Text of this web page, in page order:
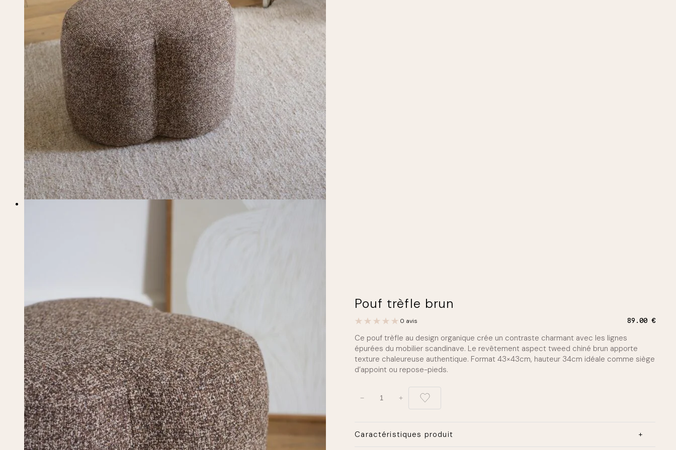
Pouf trèfle brun
0 avis 89.00 €
Ce pouf trèfle au design organique crée un contraste charmant avec les lignes
épurées du mobilier scandinave. Le revêtement aspect tweed chiné brun apporte
texture chaleureuse authentique. Format 43×43cm, hauteur 34cm idéale comme siège
d’appoint ou repose-pieds.
t
− +
Caractéristiques produit